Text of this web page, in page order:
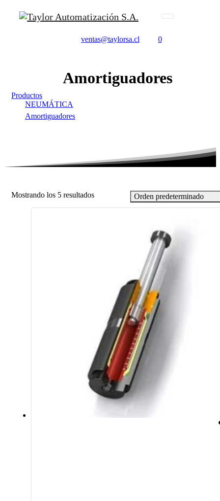
ventas@taylorsa.cl 0
Amortiguadores
Productos
NEUMÁTICA
Amortiguadores
Mostrando los 5 resultados Orden predeterminado